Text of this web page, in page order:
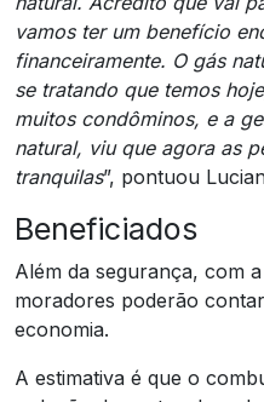
vamos ter um benefício
financeiramente. O gás
se tratando que temos
muitos condôminos, e a
natural, viu que agora as
tranquilas”, pontuou
Beneficiados
Além da segurança, com
moradores poderão
economia.
A estimativa é que o